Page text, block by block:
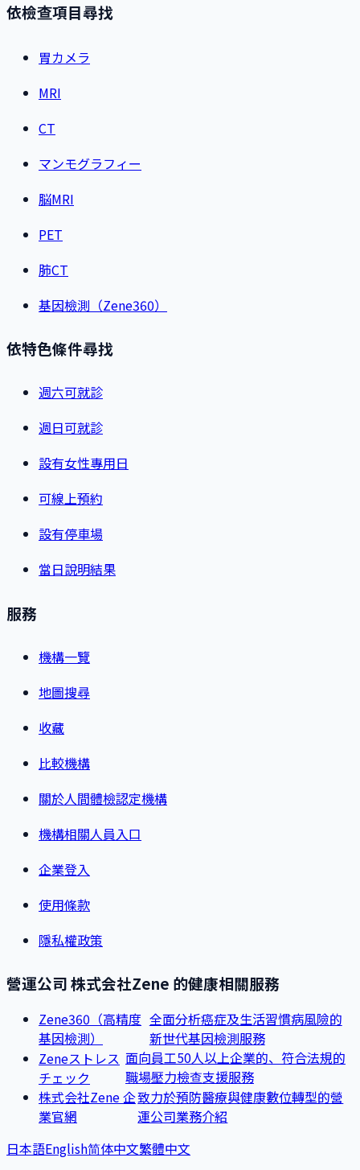
依檢查項目尋找
胃カメラ
MRI
CT
マンモグラフィー
脳MRI
PET
肺CT
基因檢測（Zene360）
依特色條件尋找
週六可就診
週日可就診
設有女性專用日
可線上預約
設有停車場
當日說明結果
服務
機構一覽
地圖搜尋
收藏
比較機構
關於人間體檢認定機構
機構相關人員入口
企業登入
使用條款
隱私權政策
營運公司 株式会社Zene 的健康相關服務
Zene360（高精度
基因檢測）
全面分析癌症及生活習慣病風險的
新世代基因檢測服務
Zeneストレス
チェック
面向員工50人以上企業的、符合法規的
職場壓力檢查支援服務
株式会社Zene 企
業官網
致力於預防醫療與健康數位轉型的營
運公司業務介紹
日本語English简体中文繁體中文